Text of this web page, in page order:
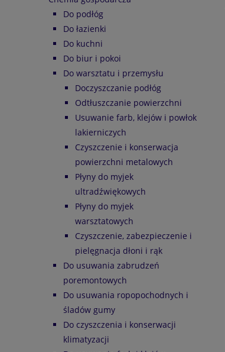
Do podłóg
Do łazienki
Do kuchni
Do biur i pokoi
Do warsztatu i przemysłu
Doczyszczanie podłóg
Odtłuszczanie powierzchni
Usuwanie farb, klejów i powłok
lakierniczych
Czyszczenie i konserwacja
powierzchni metalowych
Płyny do myjek
ultradźwiękowych
Płyny do myjek
warsztatowych
Czyszczenie, zabezpieczenie i
pielęgnacja dłoni i rąk
Do usuwania zabrudzeń
poremontowych
Do usuwania ropopochodnych i
śladów gumy
Do czyszczenia i konserwacji
klimatyzacji